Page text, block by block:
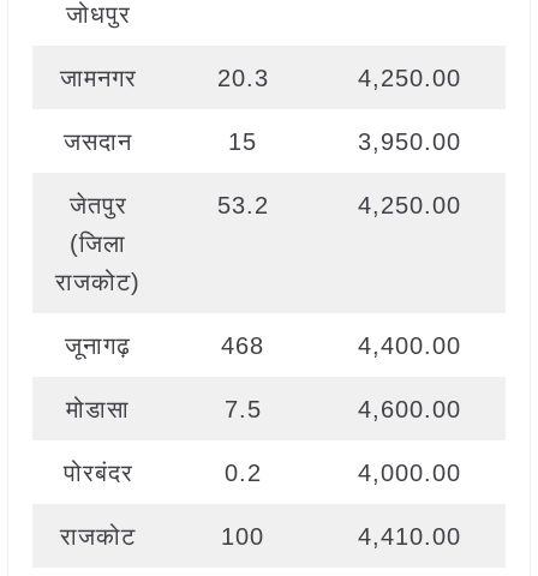
जोधपुर
जामनगर 20.3 4,250.00
जसदान 15 3,950.00
जेतपुर
(जिला
राजकोट)
53.2 4,250.00
जूनागढ़ 468 4,400.00
मोडासा 7.5 4,600.00
पोरबंदर 0.2 4,000.00
राजकोट 100 4,410.00